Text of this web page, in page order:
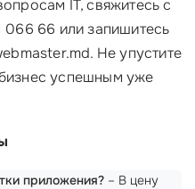
IT, свяжитесь с
66 или запишитесь
Не упустите
успешным уже
приложения? – В цену